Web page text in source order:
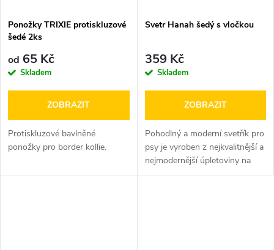
Ponožky TRIXIE protiskluzové
šedé 2ks
od 65 Kč
Skladem
ZOBRAZIT
Protiskluzové bavlněné
ponožky pro border kollie.
Svetr Hanah šedý s vločkou
359 Kč
Skladem
ZOBRAZIT
Pohodlný a moderní svetřík pro
psy je vyroben z nejkvalitnější a
nejmodernější úpletoviny na
trhu.